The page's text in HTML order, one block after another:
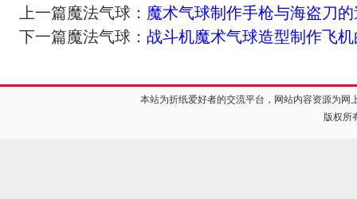
上一篇魔法气球： 魔术气球制作手枪与海盗刀
下一篇魔法气球： 战斗机魔术气球造型制作飞
本站为折纸爱好者的交流平台，网站内容资源为
版权所